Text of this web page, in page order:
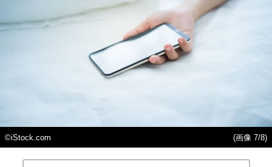
©iStock.com (画像 7/8)